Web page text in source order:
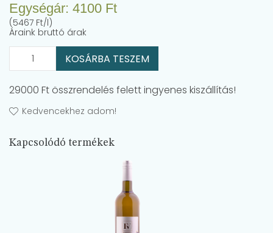
Egységár: 4100 Ft
(5467 Ft/l)
Áraink bruttó árak
KOSÁRBA TESZEM
29000 Ft összrendelés felett ingyenes kiszállítás!
Kedvencekhez adom!
Kapcsolódó termékek